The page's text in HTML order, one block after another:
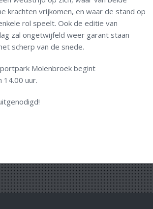
krachten vrijkomen, en waar de stand op
rol speelt. Ook de editie van
zal ongetwijfeld weer garant staan
scherp van de snede.
Molenbroek begint
14.00 uur.